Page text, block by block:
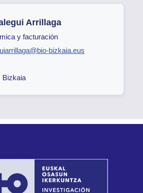
Arrillaga
y facturación
bizkaia.eus
Bizkaia